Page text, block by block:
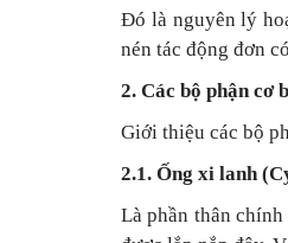
Đó là nguyên lý
nén tác động đơn
2. Các bộ phận cơ
Giới thiệu các bộ
2.1. Ống xi lanh
Là phần thân